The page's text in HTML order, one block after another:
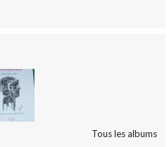
Tous les albums